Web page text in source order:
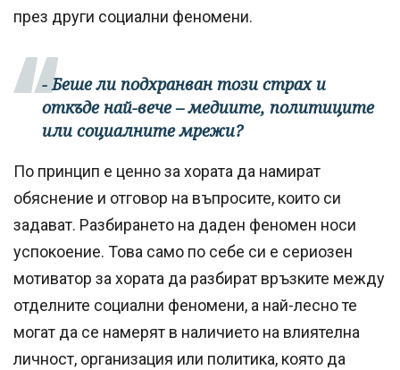
през други социални феномени.
- Беше ли подхранван този страх и
откъде най-вече – медиите, политиците
или социалните мрежи?
По принцип е ценно за хората да намират
обяснение и отговор на въпросите, които си
задават. Разбирането на даден феномен носи
успокоение. Това само по себе си е сериозен
мотиватор за хората да разбират връзките между
отделните социални феномени, а най-лесно те
могат да се намерят в наличието на влиятелна
личност, организация или политика, която да